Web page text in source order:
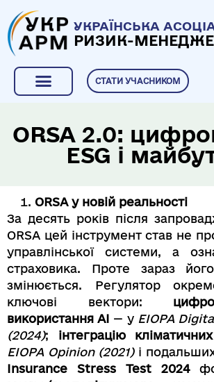
УКРАЇНСЬКА
РИЗИК-
СТАТИ УЧАСНИКОМ
ORSA 2.0:
ESG і
ORSA у новій реальності
За десять років після
ORSA цей інструмент став не
управлінської системи, а
страховика. Проте зараз
змінюється. Регулятор
ключові вектори:
використання AI — у EIOPA
(2024); інтеграцію
EIOPA Opinion (2021)і
Insurance Stress Test 2024